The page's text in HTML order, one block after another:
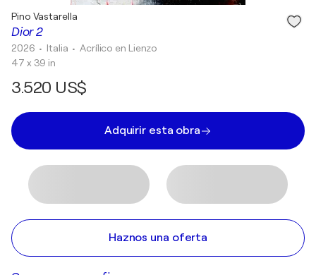
Dior 2
Pino Vastarella
2026 • Italia •Acrílico en Lienzo
47 x 39 in
3.520 US$
Adquirir esta obra
Haznos una oferta